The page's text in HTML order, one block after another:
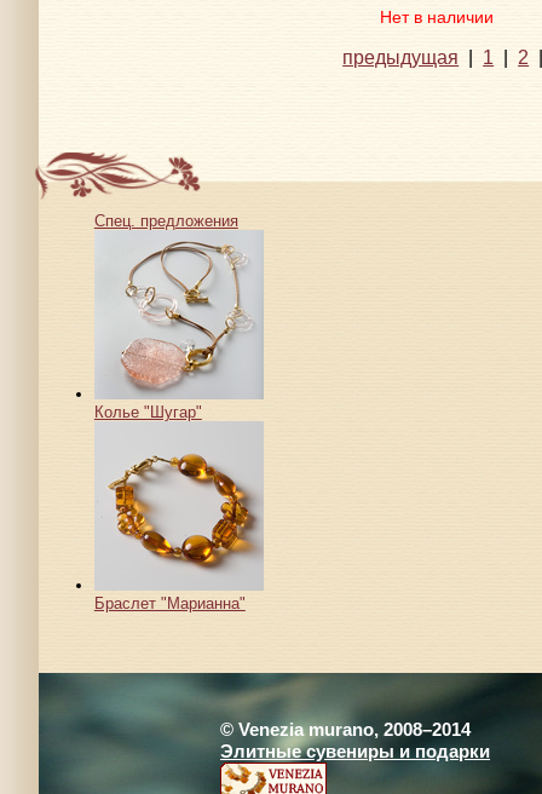
Нет в наличии
предыдущая | 1 | 2
Спец. предложения
Колье "Шугар"
Браслет "Марианна"
© Venezia murano, 2008–2014
Элитные сувениры и подарки